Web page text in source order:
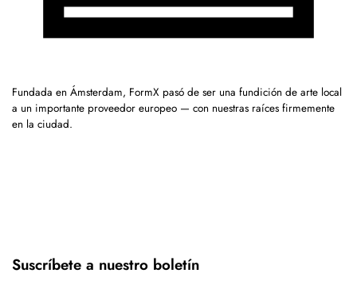
Fundada en Ámsterdam, FormX pasó de ser una fundición de arte local
a un importante proveedor europeo — con nuestras raíces firmemente
en la ciudad.
Suscríbete a nuestro boletín